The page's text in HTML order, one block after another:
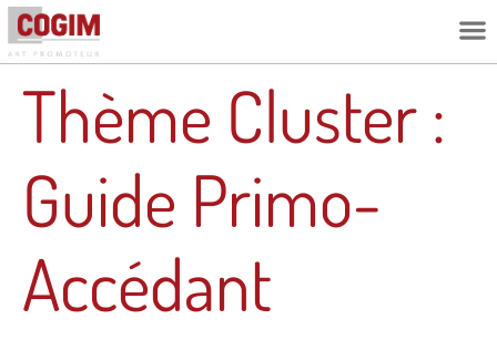
Thème Cluster :
Guide Primo-
Accédant